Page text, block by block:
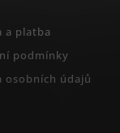
a platba
podmínky
osobních údajů